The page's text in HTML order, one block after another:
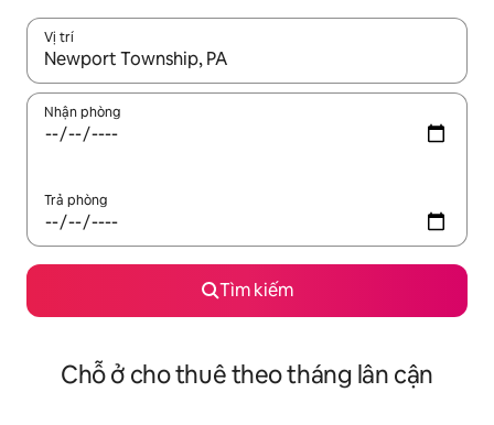
Vị trí
Khi có kết quả, hãy điều hướng bằng phím mũi tên lên và
Nhận phòng
Trả phòng
Tìm kiếm
Chỗ ở cho thuê theo tháng lân cận